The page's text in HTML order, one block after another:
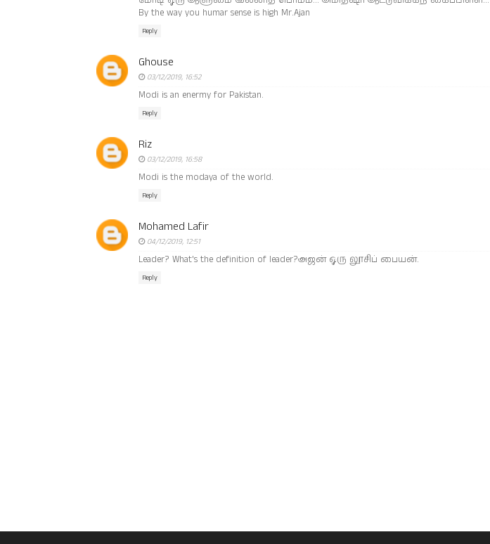
By the way you humar sense is high Mr.Ajan
Reply
Ghouse
03/12/2019, 16:52
Modi is an enermy for Pakistan.
Reply
Riz
03/12/2019, 16:58
Modi is the modaya of the world.
Reply
Mohamed Lafir
04/12/2019, 12:51
Leader? What's the definition of leader?அஜன் ஒரு லூசிப் பையன்.
Reply